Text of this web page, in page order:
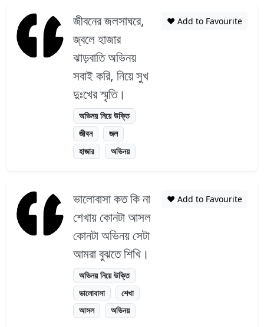
জীবনের জলসাঘরে,
জ্বলে হাজার
ঝাড়বাতি অভিনয়
সবাই করি, নিয়ে সুখ
দুঃখের স্মৃতি।
অভিনয় নিয়ে উক্তি
জীবন
জল
হাজার
অভিনয়
❤️ Add to Favourite
ভালোবাসা কত কি না
শেখায় কোনটা আসল
কোনটা অভিনয় সেটা
আমরা বুঝতে শিখি।
অভিনয় নিয়ে উক্তি
ভালোবাসা
শেখা
আসল
অভিনয়
❤️ Add to Favourite